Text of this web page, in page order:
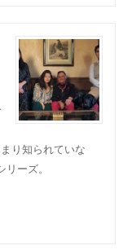
り知られていな
ーズ。